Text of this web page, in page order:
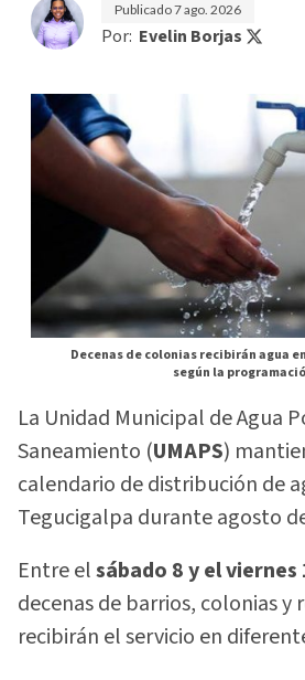
Publicado7 ago. 2026
Por: Evelin Borjas
Decenas de colonias recibirán agua
según la
La Unidad Municipal de Agua
Saneamiento (UMAPS)
calendario de distribución de
Tegucigalpa durante agosto
Entre elsábado 8 y el
decenas de barrios, colonias y
recibirán el servicio en